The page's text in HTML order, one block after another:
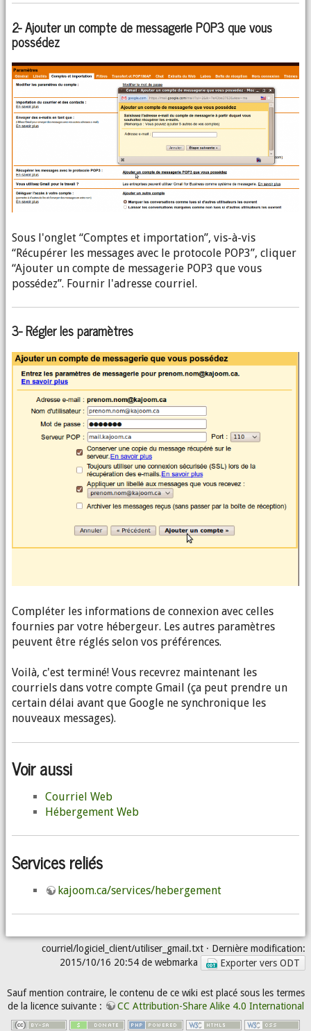
2- Ajouter un compte de messagerie POP3 que vous
possédez
Sous l'onglet “Comptes et importation”, vis-à-vis
“Récupérer les messages avec le protocole POP3”, cliquer
“Ajouter un compte de messagerie POP3 que vous
possédez”. Fournir l'adresse courriel.
3- Régler les paramètres
Compléter les informations de connexion avec celles
fournies par votre hébergeur. Les autres paramètres
peuvent être réglés selon vos préférences.
Voilà, c'est terminé! Vous recevrez maintenant les
courriels dans votre compte Gmail (ça peut prendre un
certain délai avant que Google ne synchronique les
nouveaux messages).
Voir aussi
Courriel Web
Hébergement Web
Services reliés
kajoom.ca/services/hebergement
courriel/logiciel_client/utiliser_gmail.txt · Dernière modification:
2015/10/16 20:54 de webmarka Exporter vers ODT
Sauf mention contraire, le contenu de ce wiki est placé sous les termes
de la licence suivante :
CC Attribution-Share Alike 4.0 International